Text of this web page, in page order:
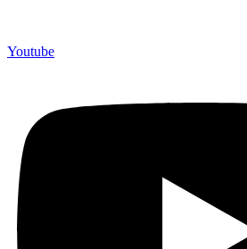
Youtube